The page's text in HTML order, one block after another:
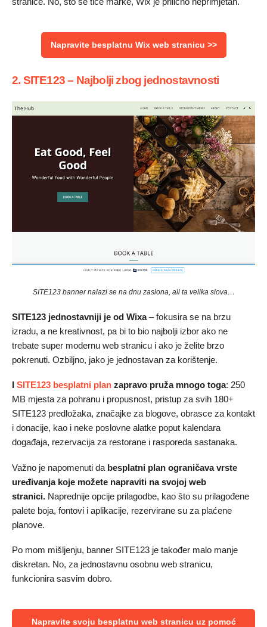
Napravite besplatnu Wix web stranicu >>
2. SITE123 – Najbolji zbog jednostavnosti
SITE123 banner nalazi se na dnu zaslona, ali ta velika slova…
SITE123 jednostavniji je od Wixa– fokusira se na brzu
izradu, a ne kreativnost, pa bi to bio najbolji izbor ako ne
trebate super modernu web stranicu i ako je želite brzo
pokrenuti. Ozbiljno, jako je jednostavan za korištenje.
I SITE123 besplatni plan zapravo pruža mnogo toga: 250
MB mjesta za pohranu i propusnost, pristup za svih 180+
SITE123 predložaka, značajke za blogove, obrasce za kontakt
i donacije, kao i neke poslovne alatke poput kalendara
događaja, rezervacija za restorane i rasporeda sastanaka.
Važno je napomenuti da besplatni plan ograničava vrste
uređivanja koje možete napraviti na svojoj web
stranici. Naprednije opcije prilagodbe, kao što su prilagođene
palete boja, fontovi i aplikacije, rezervirane su za plaćene
planove.
Po mom mišljenju, banner SITE123 je također malo manje
diskretan. No, za jednostavnu osobnu web stranicu,
funkcionira sasvim dobro.
Napravite svoju besplatnu web stranicu uz pomoć